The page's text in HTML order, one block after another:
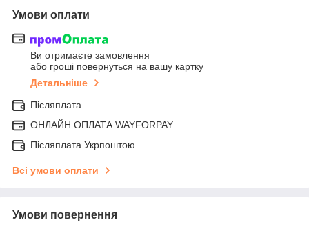
Умови оплати
Ви отримаєте замовлення
або гроші повернуться на вашу картку
Детальніше
Післяплата
ОНЛАЙН ОПЛАТА WAYFORPAY
Післяплата Укрпоштою
Всі умови оплати
Умови повернення